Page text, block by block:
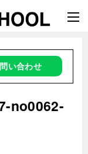
い合わせ
no0062-